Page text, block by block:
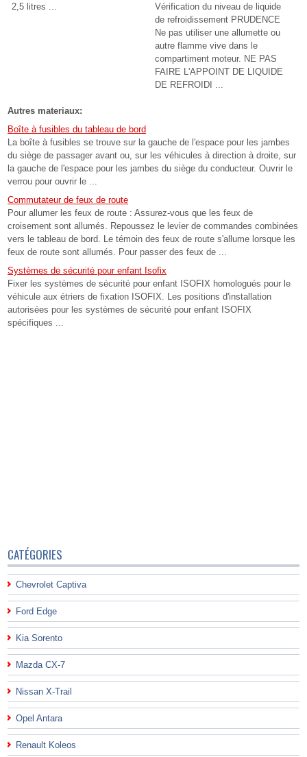
2,5 litres ...
Vérification du niveau de liquide
de refroidissement PRUDENCE
Ne pas utiliser une allumette ou
autre flamme vive dans le
compartiment moteur. NE PAS
FAIRE L'APPOINT DE LIQUIDE
DE REFROIDI ...
Autres materiaux:
Boîte à fusibles du tableau de bord
La boîte à fusibles se trouve sur la gauche de l'espace pour les jambes
du siège de passager avant ou, sur les véhicules à direction à droite, sur
la gauche de l'espace pour les jambes du siège du conducteur. Ouvrir le
verrou pour ouvrir le ...
Commutateur de feux de route
Pour allumer les feux de route : Assurez-vous que les feux de
croisement sont allumés. Repoussez le levier de commandes combinées
vers le tableau de bord. Le témoin des feux de route s'allume lorsque les
feux de route sont allumés. Pour passer des feux de ...
Systèmes de sécurité pour enfant Isofix
Fixer les systèmes de sécurité pour enfant ISOFIX homologués pour le
véhicule aux étriers de fixation ISOFIX. Les positions d'installation
autorisées pour les systèmes de sécurité pour enfant ISOFIX
spécifiques ...
CATÉGORIES
Chevrolet Captiva
Ford Edge
Kia Sorento
Mazda CX-7
Nissan X-Trail
Opel Antara
Renault Koleos